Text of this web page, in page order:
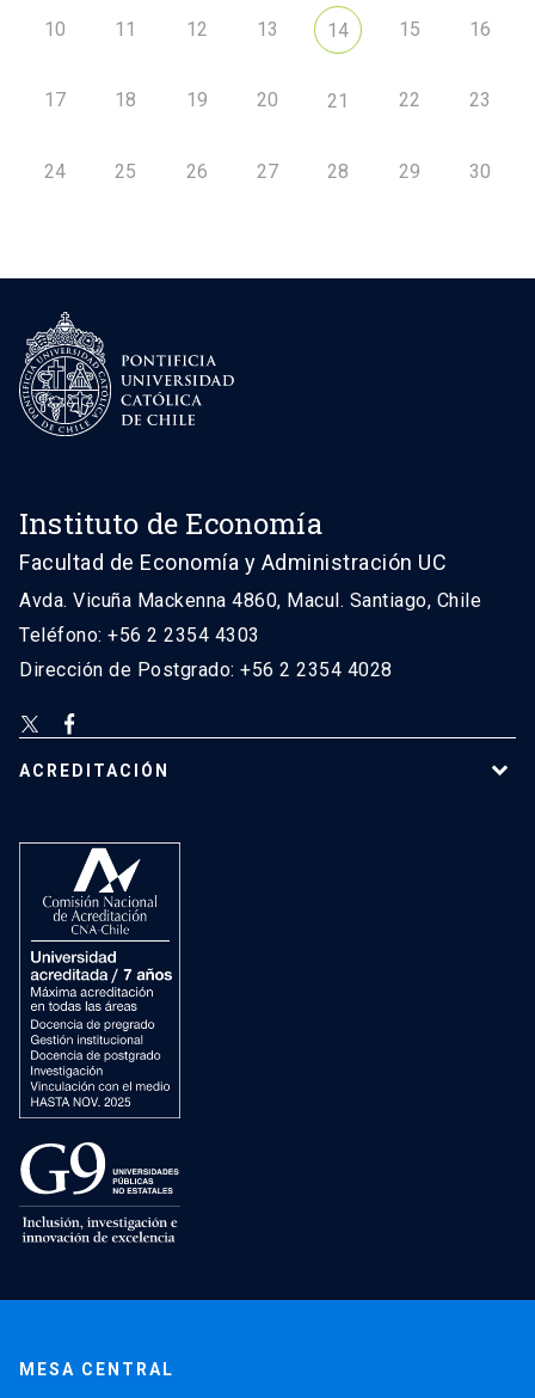
10 11 12 13 14 15 16
17 18 19 20 21 22 23
24 25 26 27 28 29 30
Instituto de Economía
Facultad de Economía y Administración UC
Avda. Vicuña Mackenna 4860, Macul. Santiago, Chile
Teléfono: +56 2 2354 4303
Dirección de Postgrado: +56 2 2354 4028
ACREDITACIÓN
MESA CENTRAL